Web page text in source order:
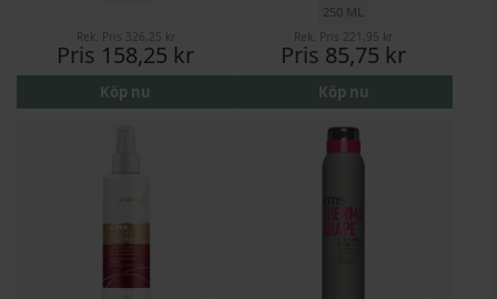
Rek. Pris 326,25 kr
Pris 158,25 kr
Köp nu
250 ML
Rek. Pris 221,95 kr
Pris 85,75 kr
Köp nu